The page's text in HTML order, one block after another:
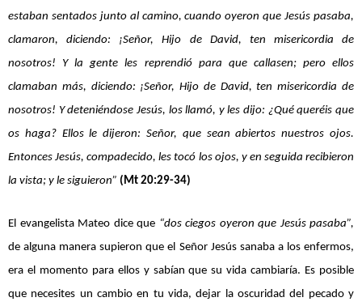
estaban sentados junto al camino, cuando oyeron que Jesús pasaba,
clamaron, diciendo: ¡Señor, Hijo de David, ten misericordia de
nosotros! Y la gente les reprendió para que callasen; pero ellos
clamaban más, diciendo: ¡Señor, Hijo de David, ten misericordia de
nosotros! Y deteniéndose Jesús, los llamó, y les dijo: ¿Qué queréis que
os haga? Ellos le dijeron: Señor, que sean abiertos nuestros ojos.
Entonces Jesús, compadecido, les tocó los ojos, y en seguida recibieron
la vista; y le siguieron” (Mt 20:29-34)
El evangelista Mateo dice que “dos ciegos oyeron que Jesús pasaba”,
de alguna manera supieron que el Señor Jesús sanaba a los enfermos,
era el momento para ellos y sabían que su vida cambiaría. Es posible
que necesites un cambio en tu vida, dejar la oscuridad del pecado y